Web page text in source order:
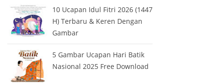
10 Ucapan Idul Fitri 2026 (1447
H) Terbaru & Keren Dengan
Gambar
5 Gambar Ucapan Hari Batik
Nasional 2025 Free Download